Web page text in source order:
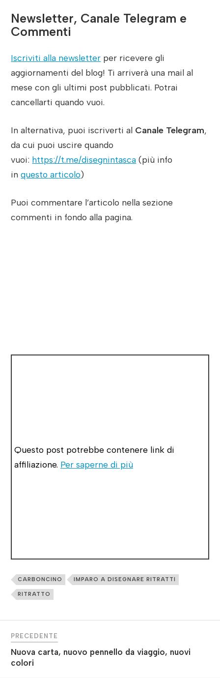
Newsletter, Canale Telegram e
Commenti
Iscriviti alla newsletter per ricevere gli
aggiornamenti del blog! Ti arriverà una mail al
mese con gli ultimi post pubblicati. Potrai
cancellarti quando vuoi.
In alternativa, puoi iscriverti al Canale Telegram,
da cui puoi uscire quando
vuoi: https://t.me/disegnintasca (più info
inquesto articolo)
Puoi commentare l’articolo nella sezione
commenti in fondo alla pagina.
Questo post potrebbe contenere link di
affiliazione. Per saperne di più
CARBONCINO IMPARO A DISEGNARE RITRATTI
RITRATTO
PRECEDENTE
Nuova carta, nuovo pennello da viaggio, nuovi
colori